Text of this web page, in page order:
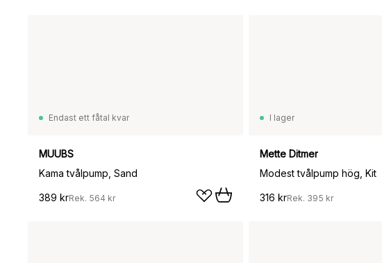
Endast ett fåtal kvar
MUUBS
Kama tvålpump, Sand
389 krRek. 564 kr
I lager
Mette Ditmer
Modest tvålpump hög, Kit
316 krRek. 395 kr